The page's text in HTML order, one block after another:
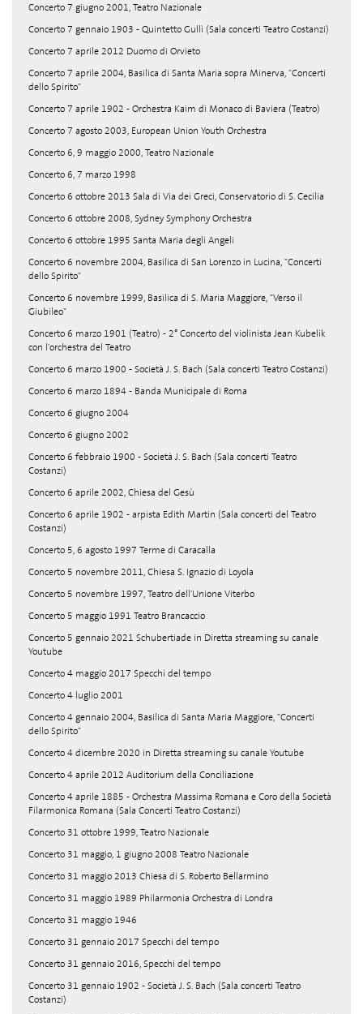
Concerto 7 giugno 2001, Teatro Nazionale
Concerto 7 gennaio 1903 - Quintetto Gullì (Sala concerti Teatro Costanzi)
Concerto 7 aprile 2012 Duomo di Orvieto
Concerto 7 aprile 2004, Basilica di Santa Maria sopra Minerva, "Concerti
dello Spirito"
Concerto 7 aprile 1902 - Orchestra Kaim di Monaco di Baviera (Teatro)
Concerto 7 agosto 2003, European Union Youth Orchestra
Concerto 6, 9 maggio 2000, Teatro Nazionale
Concerto 6, 7 marzo 1998
Concerto 6 ottobre 2013 Sala di Via dei Greci, Conservatorio di S. Cecilia
Concerto 6 ottobre 2008, Sydney Symphony Orchestra
Concerto 6 ottobre 1995 Santa Maria degli Angeli
Concerto 6 novembre 2004, Basilica di San Lorenzo in Lucina, "Concerti
dello Spirito"
Concerto 6 novembre 1999, Basilica di S. Maria Maggiore, "Verso il
Giubileo"
Concerto 6 marzo 1901 (Teatro) - 2° Concerto del violinista Jean Kubelik
con l'orchestra del Teatro
Concerto 6 marzo 1900 - Società J. S. Bach (Sala concerti Teatro Costanzi)
Concerto 6 marzo 1894 - Banda Municipale di Roma
Concerto 6 giugno 2004
Concerto 6 giugno 2002
Concerto 6 febbraio 1900 - Società J. S. Bach (Sala concerti Teatro
Costanzi)
Concerto 6 aprile 2002, Chiesa del Gesù
Concerto 6 aprile 1902 - arpista Edith Martin (Sala concerti del Teatro
Costanzi)
Concerto 5, 6 agosto 1997 Terme di Caracalla
Concerto 5 novembre 2011, Chiesa S. Ignazio di Loyola
Concerto 5 novembre 1997, Teatro dell'Unione Viterbo
Concerto 5 maggio 1991 Teatro Brancaccio
Concerto 5 gennaio 2021 Schubertiade in Diretta streaming su canale
Youtube
Concerto 4 maggio 2017 Specchi del tempo
Concerto 4 luglio 2001
Concerto 4 gennaio 2004, Basilica di Santa Maria Maggiore, "Concerti
dello Spirito"
Concerto 4 dicembre 2020 in Diretta streaming su canale Youtube
Concerto 4 aprile 2012 Auditorium della Conciliazione
Concerto 4 aprile 1885 - Orchestra Massima Romana e Coro della Società
Filarmonica Romana (Sala Concerti Teatro Costanzi)
Concerto 31 ottobre 1999, Teatro Nazionale
Concerto 31 maggio, 1 giugno 2008 Teatro Nazionale
Concerto 31 maggio 2013 Chiesa di S. Roberto Bellarmino
Concerto 31 maggio 1989 Philarmonia Orchestra di Londra
Concerto 31 maggio 1946
Concerto 31 gennaio 2017 Specchi del tempo
Concerto 31 gennaio 2016, Specchi del tempo
Concerto 31 gennaio 1902 - Società J. S. Bach (Sala concerti Teatro
Costanzi)